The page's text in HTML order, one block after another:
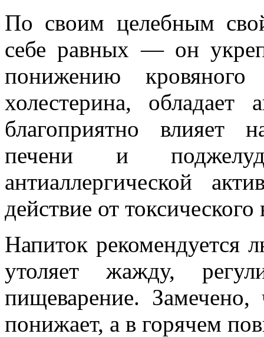
По своим целебным
себе равных — он
понижению кровяного
холестерина, обладает
благоприятно влияет
печени и
антиаллергической
действие от
Напиток рекомендуется
утоляет жажду,
пищеварение.
понижает, а в горячем